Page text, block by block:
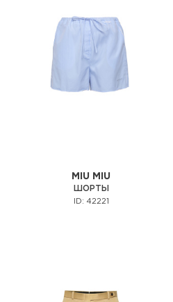
MIU MIU
ШОРТЫ
ID: 42221